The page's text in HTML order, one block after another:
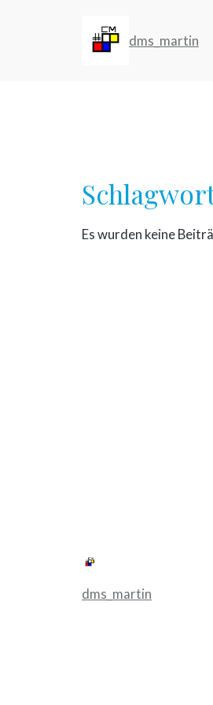
dms_martin
Es wurden keine
dms_martin